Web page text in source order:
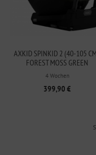
AXKID SPINKID 2 (40-105
FOREST MOSS GREEN
4 Wochen
399,90 €